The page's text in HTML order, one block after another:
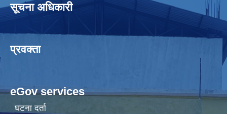
सूचना अधिकारी
प्रवक्ता
eGov services
घटना दर्ता